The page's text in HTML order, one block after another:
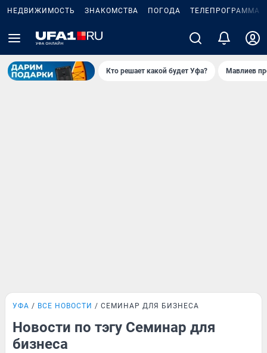
НЕДВИЖИМОСТЬ ЗНАКОМСТВА ПОГОДА ТЕЛЕПРОГРАММА
Кто решает какой будет Уфа? Мавлиев
УФА ВСЕ НОВОСТИ СЕМИНАР ДЛЯ БИЗНЕСА
Новости по тэгу Семинар для
бизнеса